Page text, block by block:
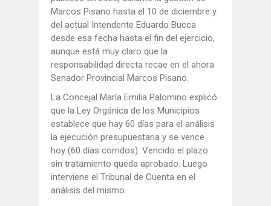
Marcos Pisano hasta el 10 de diciembre y
del actual Intendente Eduardo Bucca
desde esa fecha hasta el fin del ejercicio,
aunque está muy claro que la
responsabilidad directa recae en el ahora
Senador Provincial Marcos Pisano.
La Concejal María Emilia Palomino explicó
que la Ley Orgánica de los Municipios
establece que hay 60 días para el análisis
la ejecución presupuestaria y se vence
hoy (60 días corridos). Vencido el plazo
sin tratamiento queda aprobado. Luego
interviene el Tribunal de Cuenta en el
análisis del mismo.